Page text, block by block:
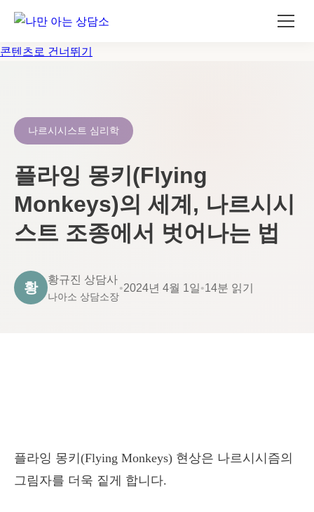
콘텐츠로 건너뛰기
나르시시스트 심리학
플라잉 몽키(Flying
Monkeys)의 세계, 나르시시
스트 조종에서 벗어나는 법
황
황규진 상담사
나아소 상담소장
•2024년 4월 1일•14분 읽기
플라잉 몽키(Flying Monkeys) 현상은 나르시시즘의
그림자를 더욱 짙게 합니다.